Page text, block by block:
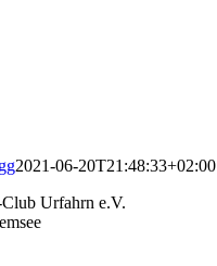
2021-06-20T21:48:33+02:00
Urfahrn e.V.